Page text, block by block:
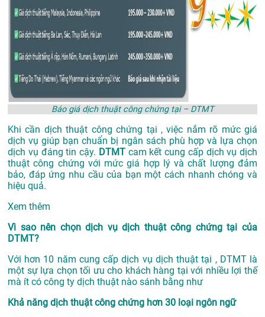
Báo giá dịch thuật công chứng tại – DTMT
Khi cần dịch thuật công chứng tại , việc nắm rõ mức giá
dịch vụ giúp bạn chuẩn bị ngân sách phù hợp và lựa chọn
dịch vụ đáng tin cậy. DTMT cam kết cung cấp dịch vụ dịch
thuật công chứng với mức giá hợp lý và chất lượng đảm
bảo, đáp ứng nhu cầu của bạn một cách nhanh chóng và
hiệu quả.
Xem thêm
Vì sao nên chọn dịch vụ dịch thuật công chứng tại của
DTMT?
Với hơn 10 năm cung cấp dịch vụ dịch thuật tại , DTMT là
một sự lựa chọn tối ưu cho khách hàng tại với nhiều lợi thế
mà ít có công ty dịch thuật nào sánh bằng như
Khả năng dịch thuật công chứng hơn 30 loại ngôn ngữ